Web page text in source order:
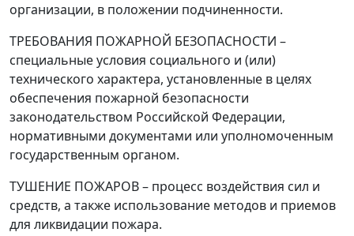
организации, в положении подчиненности.
ТРЕБОВАНИЯ ПОЖАРНОЙ БЕЗОПАСНОСТИ –
специальные условия социального и (или)
технического характера, установленные в целях
обеспечения пожарной безопасности
законодательством Российской Федерации,
нормативными документами или уполномоченным
государственным органом.
ТУШЕНИЕ ПОЖАРОВ– процесс воздействия сил и
средств, а также использование методов и приемов
для ликвидации пожара.